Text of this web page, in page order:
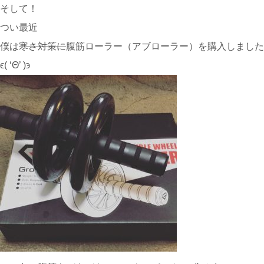
そして！
つい最近
僕は寒さ対策に腹筋ローラー（アブローラー）を購入しました
ϵ( ‘Θ’ )϶